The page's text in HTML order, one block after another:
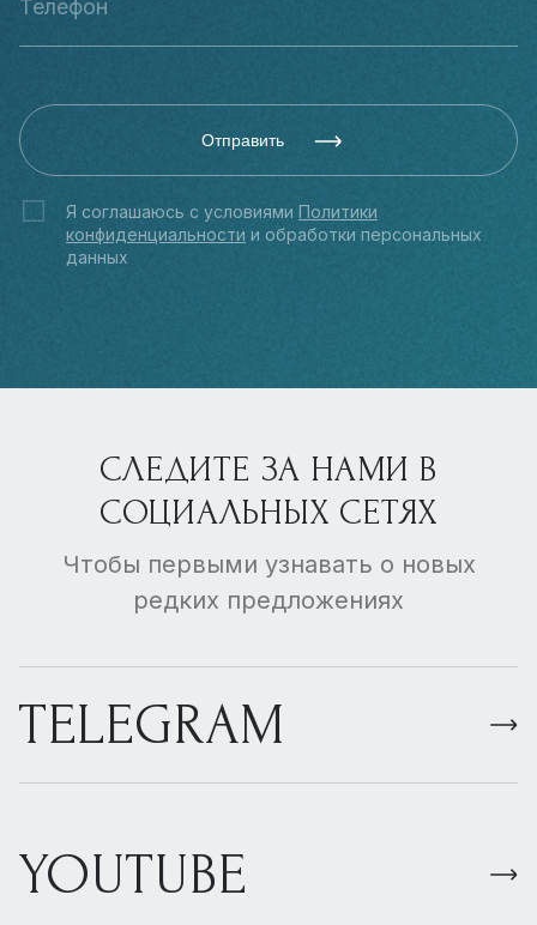
Отправить
Я соглашаюсь с условиями Политики
конфиденциальности и обработки персональных
данных
СЛЕДИТЕ ЗА НАМИ В
СОЦИАЛЬНЫХ СЕТЯХ
Чтобы первыми узнавать о новых
редких предложениях
TELEGRAM
YOUTUBE